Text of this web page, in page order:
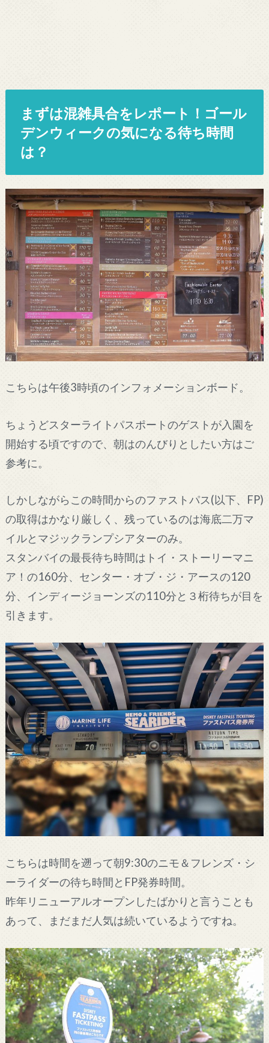
まずは混雑具合をレポート！ゴール
デンウィークの気になる待ち時間
は？
こちらは午後3時頃のインフォメーションボード。
ちょうどスターライトパスポートのゲストが入園を
開始する頃ですので、朝はのんびりとしたい方はご
参考に。
しかしながらこの時間からのファストパス(以下、FP)
の取得はかなり厳しく、残っているのは海底二万マ
イルとマジックランプシアターのみ。
スタンバイの最長待ち時間はトイ・ストーリーマニ
ア！の160分、センター・オブ・ジ・アースの120
分、インディージョーンズの110分と３桁待ちが目を
引きます。
こちらは時間を遡って朝9:30のニモ＆フレンズ・シ
ーライダーの待ち時間とFP発券時間。
昨年リニューアルオープンしたばかりと言うことも
あって、まだまだ人気は続いているようですね。